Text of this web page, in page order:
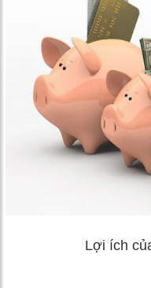
Lợi ích